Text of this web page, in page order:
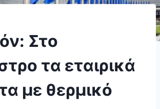
Στο
τα εταιρικά
με θερμικό